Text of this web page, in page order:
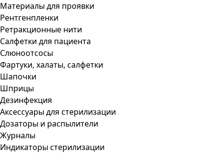
Материалы для проявки
Рентгенпленки
Ретракционные нити
Салфетки для пациента
Слюноотсосы
Фартуки, халаты, салфетки
Шапочки
Шприцы
Дезинфекция
Аксессуары для стерилизации
Дозаторы и распылители
Журналы
Индикаторы стерилизации